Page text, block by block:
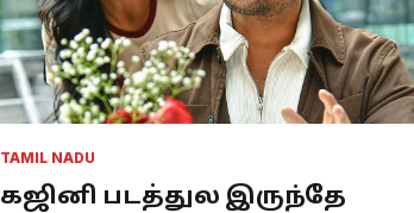
TAMIL NADU
கஜினி படத்துல இருந்தே